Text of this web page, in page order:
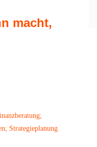
macht,
Strategieplanung